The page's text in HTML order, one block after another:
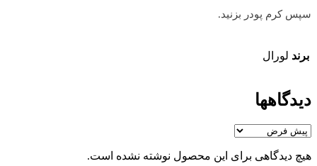
سپس کرم پودر بزنید.
برند لورال
دیدگاهها
هیچ دیدگاهی برای این محصول نوشته نشده است.